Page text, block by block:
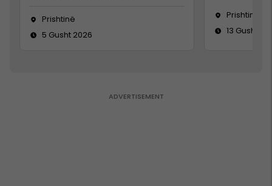
Prishtinë
5 Gusht 2026
Prishtinë
13 Gusht